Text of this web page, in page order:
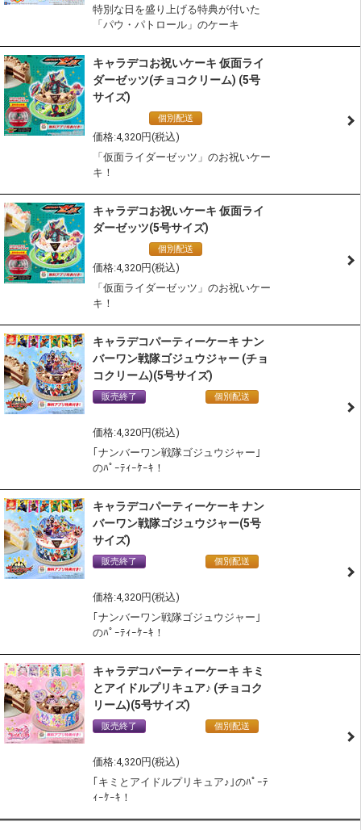
特別な日を盛り上げる特典が付いた
「パウ・パトロール」のケーキ
キャラデコお祝いケーキ 仮面ライ
ダーゼッツ(チョコクリーム) (5号
サイズ)
個別配送
4,320
「仮面ライダーゼッツ」のお祝いケー
キ！
キャラデコお祝いケーキ 仮面ライ
ダーゼッツ(5号サイズ)
個別配送
4,320
「仮面ライダーゼッツ」のお祝いケー
キ！
キャラデコパーティーケーキ ナン
バーワン戦隊ゴジュウジャー (チョ
コクリーム)(5号サイズ)
販売終了
個別配送
4,320
｢ナンバーワン戦隊ゴジュウジャー｣
のﾊﾟｰﾃｨｰｹｰｷ！
キャラデコパーティーケーキ ナン
バーワン戦隊ゴジュウジャー(5号
サイズ)
販売終了
個別配送
4,320
｢ナンバーワン戦隊ゴジュウジャー｣
のﾊﾟｰﾃｨｰｹｰｷ！
キャラデコパーティーケーキ キミ
とアイドルプリキュア♪ (チョコク
リーム)(5号サイズ)
販売終了
個別配送
4,320
｢キミとアイドルプリキュア♪｣のﾊﾟｰﾃ
ｨｰｹｰｷ！